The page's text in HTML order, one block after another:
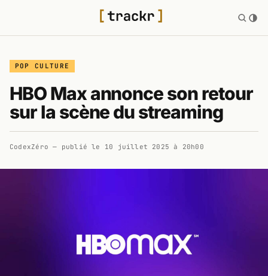
POP CULTURE
HBO Max annonce son retour
sur la scène du streaming
CodexZéro — publié le 10 juillet 2025 à 20h00